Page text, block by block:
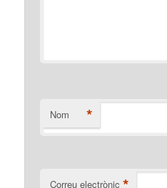
Nom *
Correu electrònic